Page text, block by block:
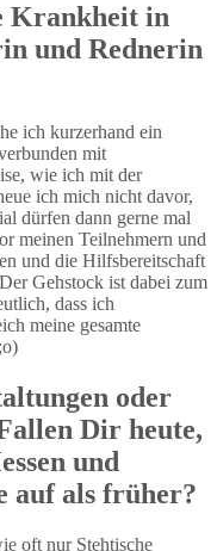
Krankheit in
und Rednerin
ich kurzerhand ein
mit
wie ich mit der
ich mich nicht davor,
dürfen dann gerne mal
meinen Teilnehmern und
und die Hilfsbereitschaft
Gehstock ist dabei zum
dass ich
meine gesamte
oder
Dir heute,
und
auf als früher?
oft nur Stehtische